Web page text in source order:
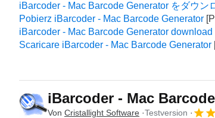
iBarcoder - Mac Barcode Generator をダウン
Pobierz iBarcoder - Mac Barcode Generator
iBarcoder - Mac Barcode Generator download
Scaricare iBarcoder - Mac Barcode Generator
iBarcoder - Mac
Von Cristallight Software Testversion